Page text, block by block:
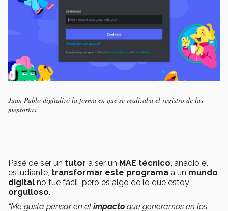
Juan Pablo digitalizó la forma en que se realizaba el registro de las
mentorías.
Pasé de ser un tutor a ser un MAE técnico, añadió el
estudiante, transformar este programa a un mundo
digital no fue fácil, pero es algo de lo que estoy
orgulloso.
“Me gusta pensar en el impacto que generamos en los